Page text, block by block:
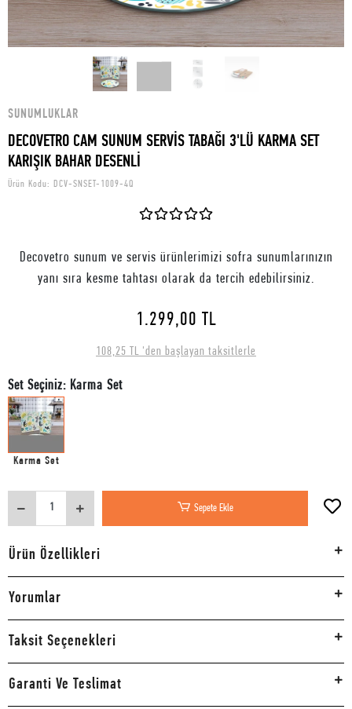
SUNUMLUKLAR
DECOVETRO CAM SUNUM SERVİS TABAĞI 3'LÜ KARMA SET
KARIŞIK BAHAR DESENLİ
Ürün Kodu: DCV-SNSET-1009-4Q
Decovetro sunum ve servis ürünlerimizi sofra sunumlarınızın
yanı sıra kesme tahtası olarak da tercih edebilirsiniz.
1.299,00 TL
108,25 TL 'den başlayan taksitlerle
Set Seçiniz: Karma Set
Karma Set
Sepete Ekle
Ürün Özellikleri
Yorumlar
Taksit Seçenekleri
Garanti Ve Teslimat